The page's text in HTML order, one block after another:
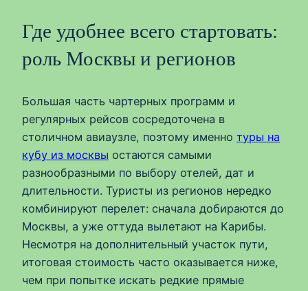
Где удобнее всего стартовать:
роль Москвы и регионов
Большая часть чартерных программ и
регулярных рейсов сосредоточена в
столичном авиаузле, поэтому именно туры на
кубу из москвы остаются самыми
разнообразными по выбору отелей, дат и
длительности. Туристы из регионов нередко
комбинируют перелет: сначала добираются до
Москвы, а уже оттуда вылетают на Карибы.
Несмотря на дополнительный участок пути,
итоговая стоимость часто оказывается ниже,
чем при попытке искать редкие прямые